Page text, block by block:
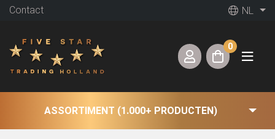
Contact NL
0
ASSORTIMENT (1.000+ PRODUCTEN)